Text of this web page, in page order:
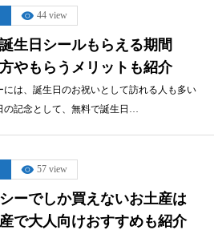
44 view
生日シールもらえる期間
やもらうメリットも紹介
には、誕生日のお祝いとして訪れる人も多い
の記念として、無料で誕生日…
57 view
ーでしか買えないお土産は
で大人向けおすすめも紹介